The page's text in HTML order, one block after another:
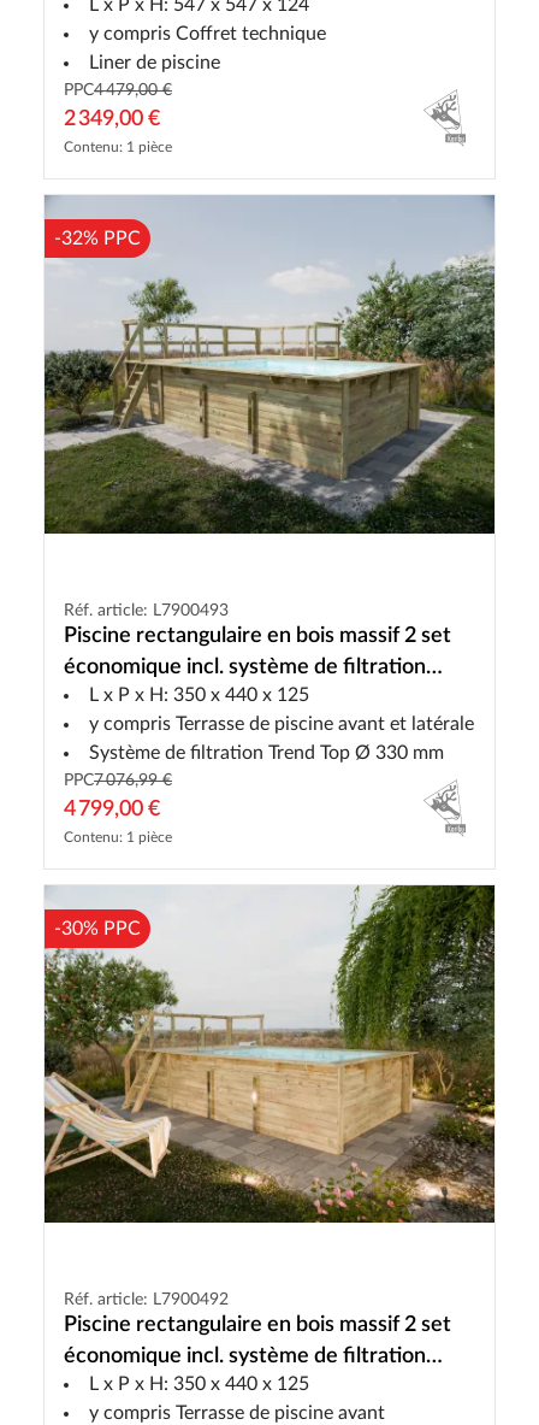
L x P x H: 547 x 547 x 124
y compris Coffret technique
Liner de piscine
PPC4 479,00 €
2 349,00 €
Contenu: 1 pièce
-32% PPC
Réf. article: L7900493
Piscine rectangulaire en bois massif 2 set
économique incl. système de filtration
Trend Top, Terrasses de piscine
L x P x H: 350 x 440 x 125
y compris Terrasse de piscine avant et latérale
Système de filtration Trend Top Ø 330 mm
PPC7 076,99 €
4 799,00 €
Contenu: 1 pièce
-30% PPC
Réf. article: L7900492
Piscine rectangulaire en bois massif 2 set
économique incl. système de filtration
Trend Top, Terrasse de la piscine
L x P x H: 350 x 440 x 125
y compris Terrasse de piscine avant